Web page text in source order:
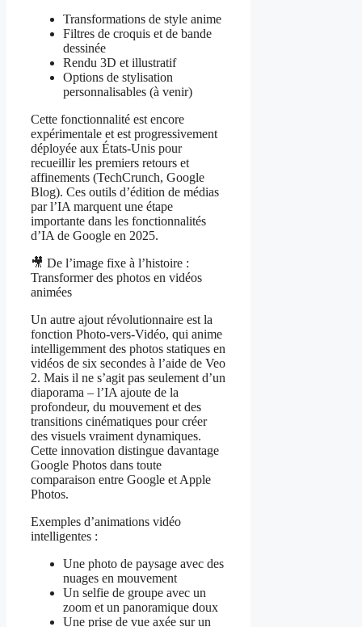
Transformations de style anime
Filtres de croquis et de bande
dessinée
Rendu 3D et illustratif
Options de stylisation
personnalisables (à venir)
Cette fonctionnalité est encore
expérimentale et est progressivement
déployée aux États-Unis pour
recueillir les premiers retours et
affinements (TechCrunch, Google
Blog). Ces outils d’édition de médias
par l’IA marquent une étape
importante dans les fonctionnalités
d’IA de Google en 2025.
🎥 De l’image fixe à l’histoire :
Transformer des photos en vidéos
animées
Un autre ajout révolutionnaire est la
fonction Photo-vers-Vidéo, qui anime
intelligemment des photos statiques en
vidéos de six secondes à l’aide de Veo
2. Mais il ne s’agit pas seulement d’un
diaporama – l’IA ajoute de la
profondeur, du mouvement et des
transitions cinématiques pour créer
des visuels vraiment dynamiques.
Cette innovation distingue davantage
Google Photos dans toute
comparaison entre Google et Apple
Photos.
Exemples d’animations vidéo
intelligentes :
Une photo de paysage avec des
nuages en mouvement
Un selfie de groupe avec un
zoom et un panoramique doux
Une prise de vue axée sur un